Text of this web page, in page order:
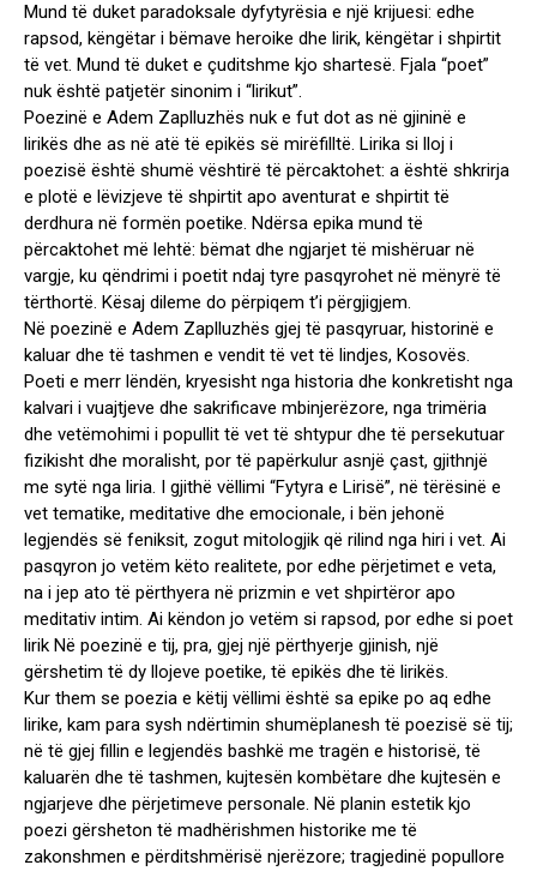
Mund të duket paradoksale dyfytyrësia e një krijuesi: edhe
rapsod, këngëtar i bëmave heroike dhe lirik, këngëtar i shpirtit
të vet. Mund të duket e çuditshme kjo shartesë. Fjala “poet”
nuk është patjetër sinonim i “lirikut”.
Poezinë e Adem Zaplluzhës nuk e fut dot as në gjininë e
lirikës dhe as në atë të epikës së mirëfilltë. Lirika si lloj i
poezisë është shumë vështirë të përcaktohet: a është shkrirja
e plotë e lëvizjeve të shpirtit apo aventurat e shpirtit të
derdhura në formën poetike. Ndërsa epika mund të
përcaktohet më lehtë: bëmat dhe ngjarjet të mishëruar në
vargje, ku qëndrimi i poetit ndaj tyre pasqyrohet në mënyrë të
tërthortë. Kësaj dileme do përpiqem t’i përgjigjem.
Në poezinë e Adem Zaplluzhës gjej të pasqyruar, historinë e
kaluar dhe të tashmen e vendit të vet të lindjes, Kosovës.
Poeti e merr lëndën, kryesisht nga historia dhe konkretisht nga
kalvari i vuajtjeve dhe sakrificave mbinjerëzore, nga trimëria
dhe vetëmohimi i popullit të vet të shtypur dhe të persekutuar
fizikisht dhe moralisht, por të papërkulur asnjë çast, gjithnjë
me sytë nga liria. I gjithë vëllimi “Fytyra e Lirisë”, në tërësinë e
vet tematike, meditative dhe emocionale, i bën jehonë
legjendës së feniksit, zogut mitologjik që rilind nga hiri i vet. Ai
pasqyron jo vetëm këto realitete, por edhe përjetimet e veta,
na i jep ato të përthyera në prizmin e vet shpirtëror apo
meditativ intim. Ai këndon jo vetëm si rapsod, por edhe si poet
lirik Në poezinë e tij, pra, gjej një përthyerje gjinish, një
gërshetim të dy llojeve poetike, të epikës dhe të lirikës.
Kur them se poezia e këtij vëllimi është sa epike po aq edhe
lirike, kam para sysh ndërtimin shumëplanesh të poezisë së tij;
në të gjej fillin e legjendës bashkë me tragën e historisë, të
kaluarën dhe të tashmen, kujtesën kombëtare dhe kujtesën e
ngjarjeve dhe përjetimeve personale. Në planin estetik kjo
poezi gërsheton të madhërishmen historike me të
zakonshmen e përditshmërisë njerëzore; tragjedinë popullore